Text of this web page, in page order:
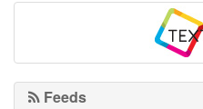
Feeds